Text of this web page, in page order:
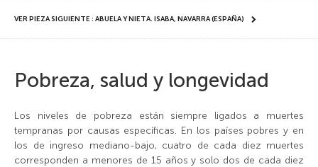
VER PIEZA SIGUIENTE : ABUELA Y NIETA. ISABA, NAVARRA (ESPAÑA)
Pobreza, salud y longevidad
Los niveles de pobreza están siempre ligados a muertes
tempranas por causas específicas. En los países pobres y en
los de ingreso mediano-bajo, cuatro de cada diez muertes
corresponden a menores de 15 años y solo dos de cada diez